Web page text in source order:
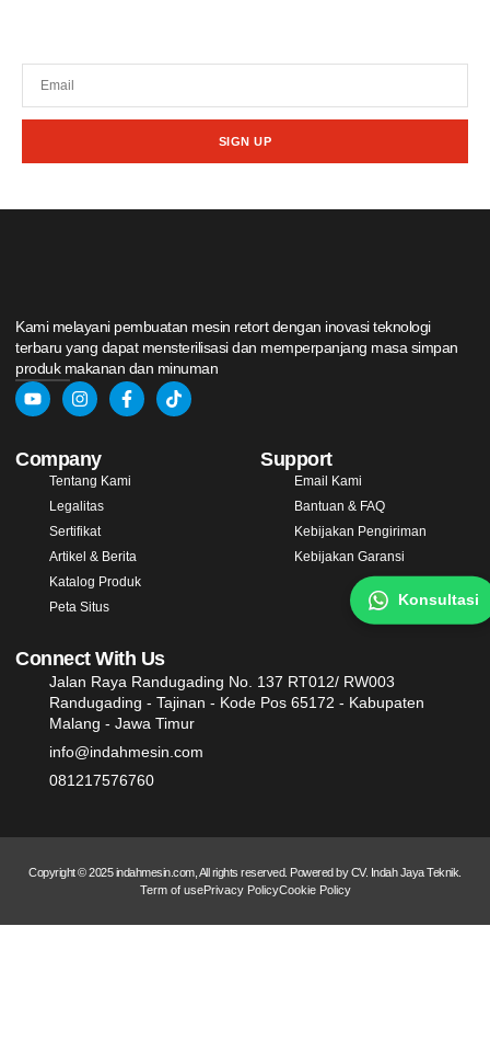
SIGN UP
Kami melayani pembuatan mesin retort dengan inovasi teknologi
terbaru yang dapat mensterilisasi dan memperpanjang masa simpan
produk makanan dan minuman
Company
Tentang Kami
Legalitas
Sertifikat
Artikel & Berita
Katalog Produk
Peta Situs
Support
Email Kami
Bantuan & FAQ
Kebijakan Pengiriman
Kebijakan Garansi
Connect With Us
Jalan Raya Randugading No. 137 RT012/ RW003
Randugading - Tajinan - Kode Pos 65172 - Kabupaten
Malang - Jawa Timur
info@indahmesin.com
081217576760
Copyright © 2025 indahmesin.com, All rights reserved. Powered by CV. Indah Jaya Teknik.
Term of usePrivacy PolicyCookie Policy
Konsultasi